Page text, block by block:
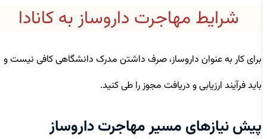
شرایط مهاجرت داروساز به کانادا
برای کار به عنوان داروساز، صرف داشتن مدرک دانشگاهی کافی نیست و
باید فرآیند ارزیابی و دریافت مجوز را طی کنید.
پیش‌ نیازهای مسیر مهاجرت داروساز